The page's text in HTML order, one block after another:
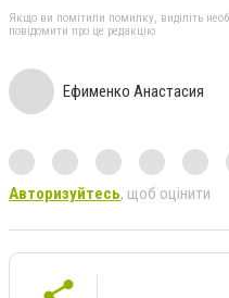
Якщо ви помітили помилку, виділіть
повідомити про це редакцію
Ефименко Анастасия
Авторизуйтесь, щоб оцінити